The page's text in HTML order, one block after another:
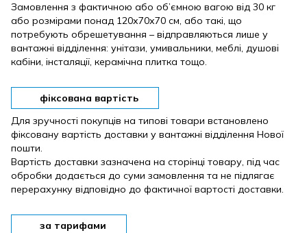
Замовлення з фактичною або об’ємною вагою від 30 кг
або розмірами понад 120х70х70 см, або такі, що
потребують обрешетування – відправляються лише у
вантажні відділення: унітази, умивальники, меблі, душові
кабіни, інсталяції, керамічна плитка тощо.
фіксована вартість
Для зручності покупців на типові товари встановлено
фіксовану вартість доставки у вантажні відділення Нової
пошти.
Вартість доставки зазначена на сторінці товару, під час
обробки додається до суми замовлення та не підлягає
перерахунку відповідно до фактичної вартості доставки.
за тарифами